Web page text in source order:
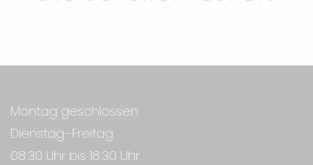
Montag geschlossen
Dienstag–Freitag:
08:30 Uhr bis 18:30 Uhr